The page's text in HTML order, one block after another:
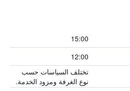
15:00
12:00
تختلف السياسات حسب
نوع الغرفة ومزود الخدمة.